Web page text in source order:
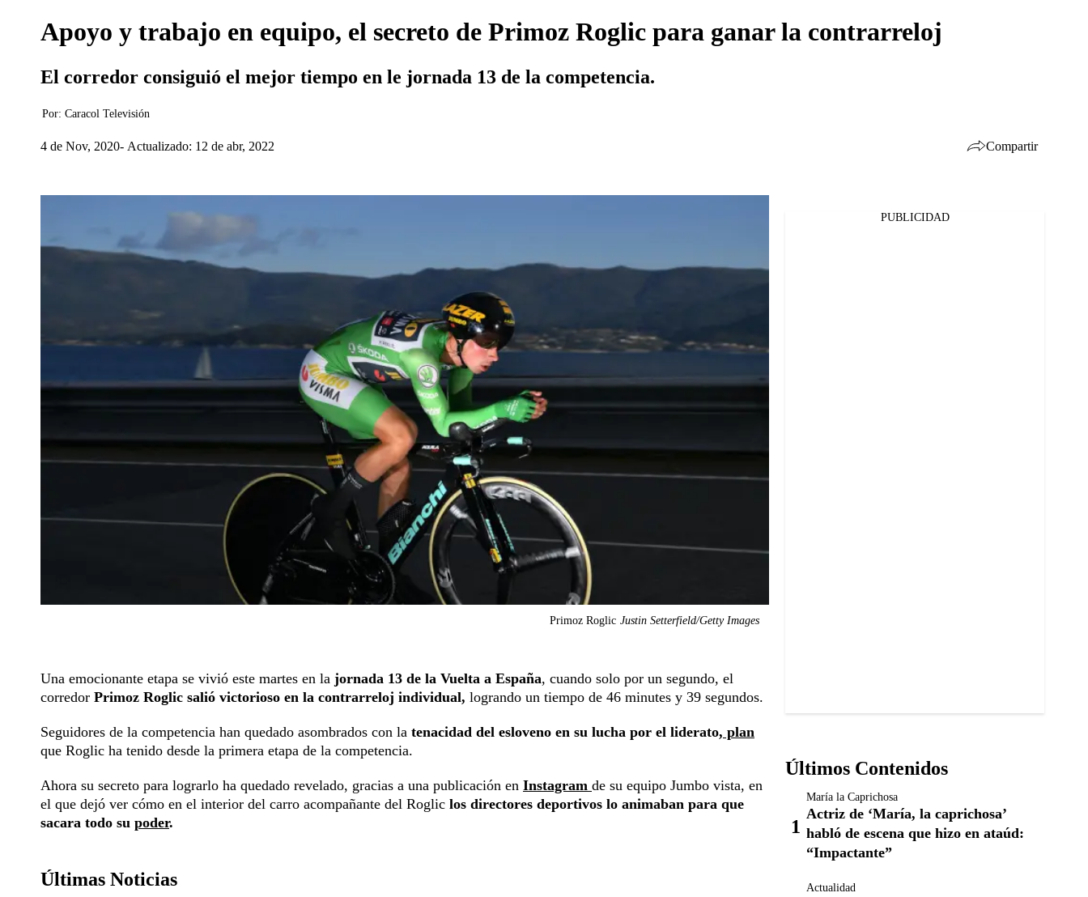
Apoyo y trabajo en equipo, el secreto de Primoz Roglic para ganar la contrarreloj
El corredor consiguió el mejor tiempo en le jornada 13 de la competencia.
Por: Caracol Televisión
4 de Nov, 2020 Actualizado: 12 de abr, 2022 Compartir
Whatsapp
Primoz Roglic Justin Setterfield/Getty Images
Una emocionante etapa se vivió este martes en la jornada 13 de la Vuelta a España, cuando solo por un segundo, el
corredor Primoz Roglic salió victorioso en la contrarreloj individual, logrando un tiempo de 46 minutes y 39 segundos.
Seguidores de la competencia han quedado asombrados con la tenacidad del esloveno en su lucha por el liderato, plan
que Roglic ha tenido desde la primera etapa de la competencia.
Ahora su secreto para lograrlo ha quedado revelado, gracias a una publicación en Instagram de su equipo Jumbo vista, en
el que dejó ver cómo en el interior del carro acompañante del Roglic los directores deportivos lo animaban para que
sacara todo su poder.
Últimas Noticias
PUBLICIDAD
Últimos Contenidos
María la Caprichosa
Actriz de ‘María, la caprichosa’
habló de escena que hizo en ataúd:
“Impactante”
Actualidad